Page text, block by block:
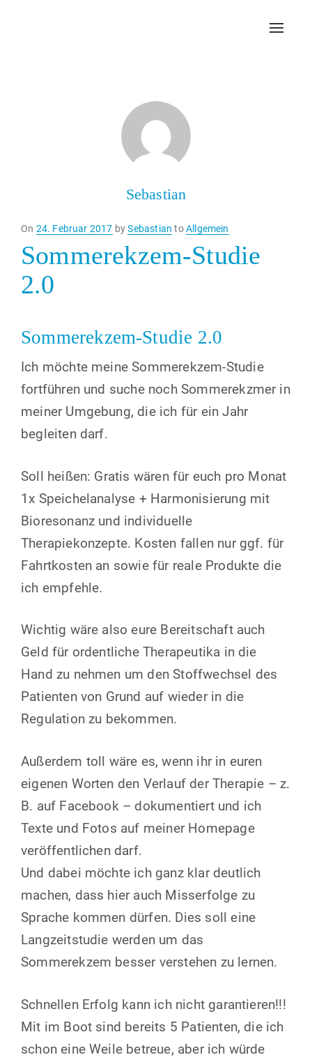
Sebastian
On Posted
24. Februar 2017 bySebastian toAllgemein
Sommerekzem-Studie
2.0
Sommerekzem-Studie 2.0
Ich möchte meine Sommerekzem-Studie
fortführen und suche noch Sommerekzmer in
meiner Umgebung, die ich für ein Jahr
begleiten darf.
Soll heißen: Gratis wären für euch pro Monat
1x Speichelanalyse + Harmonisierung mit
Bioresonanz und individuelle
Therapiekonzepte. Kosten fallen nur ggf. für
Fahrtkosten an sowie für reale Produkte die
ich empfehle.
Wichtig wäre also eure Bereitschaft auch
Geld für ordentliche Therapeutika in die
Hand zu nehmen um den Stoffwechsel des
Patienten von Grund auf wieder in die
Regulation zu bekommen.
Außerdem toll wäre es, wenn ihr in euren
eigenen Worten den Verlauf der Therapie – z.
B. auf Facebook – dokumentiert und ich
Texte und Fotos auf meiner Homepage
veröffentlichen darf.
Und dabei möchte ich ganz klar deutlich
machen, dass hier auch Misserfolge zu
Sprache kommen dürfen. Dies soll eine
Langzeitstudie werden um das
Sommerekzem besser verstehen zu lernen.
Schnellen Erfolg kann ich nicht garantieren!!!
Mit im Boot sind bereits 5 Patienten, die ich
schon eine Weile betreue, aber ich würde